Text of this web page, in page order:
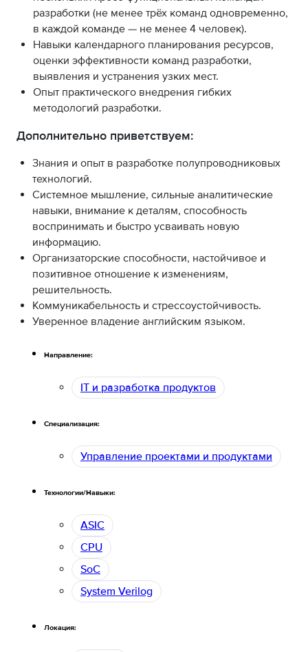
разработки (не менее трёх команд одновременно,
в каждой команде — не менее 4 человек).
Навыки календарного планирования ресурсов,
оценки эффективности команд разработки,
выявления и устранения узких мест.
Опыт практического внедрения гибких
методологий разработки.
Дополнительно приветствуем:
Знания и опыт в разработке полупроводниковых
технологий.
Системное мышление, сильные аналитические
навыки, внимание к деталям, способность
воспринимать и быстро усваивать новую
информацию.
Организаторские способности, настойчивое и
позитивное отношение к изменениям,
решительность.
Коммуникабельность и стрессоустойчивость.
Уверенное владение английским языком.
Направление:
IT и разработка продуктов
Специализация:
Управление проектами и продуктами
Технологии/Навыки:
ASIC
CPU
SoC
System Verilog
Локация: